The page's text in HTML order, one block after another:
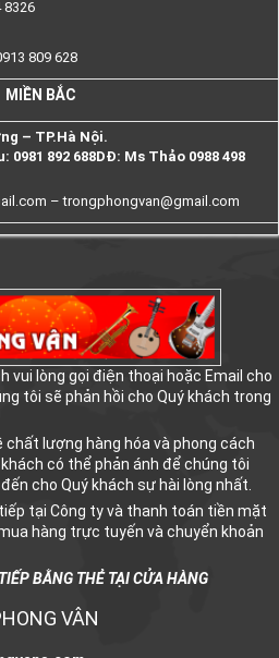
8326
809 628
MIỀN BẮC
– TP.Hà Nội.
0981 892 688DĐ: Ms Thảo 0988 498
–trongphongvan@gmail.com
vui lòng gọi điện thoại hoặc Email cho
tôi sẽ phản hồi cho Quý khách trong
chất lượng hàng hóa và phong cách
có thể phản ánh để chúng tôi
cho Quý khách sự hài lòng nhất.
tại Công ty và thanh toán tiền mặt
hàng trực tuyến và chuyển khoản
BẰNG THẺ TẠI CỬA HÀNG
VÂN